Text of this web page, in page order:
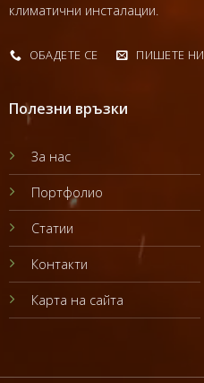
климатични инсталации.
ОБАДЕТЕ СЕ ПИШЕТЕ НИ
Полезни връзки
За нас
Портфолио
Статии
Контакти
Карта на сайта